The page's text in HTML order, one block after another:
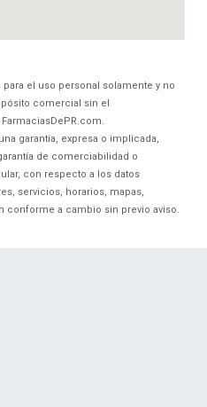
el uso personal solamente y no
comercial sin el
garantía, expresa o implicada,
de comerciabilidad o
con respecto a los datos
servicios, horarios, mapas,
conforme a cambio sin previo aviso.